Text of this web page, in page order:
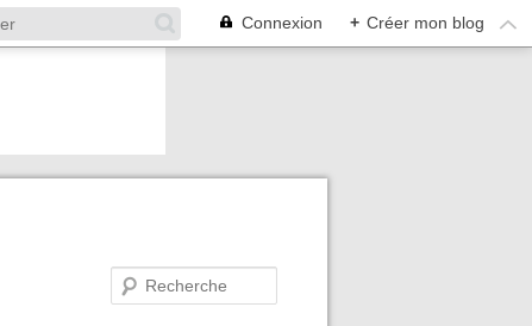
Connexion + Créer mon blog